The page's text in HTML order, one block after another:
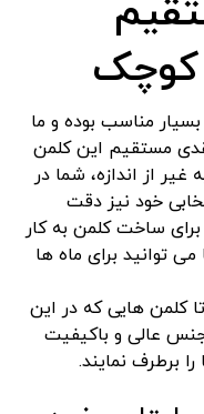
کوچک
مناسب بوده و ما
مستقیم این کلمن
از اندازه، شما در
خود نیز دقت
ساخت کلمن به کار
توانید برای ماه ها
کلمن هایی که در این
عالی و باکیفیت
برطرف نمایند.